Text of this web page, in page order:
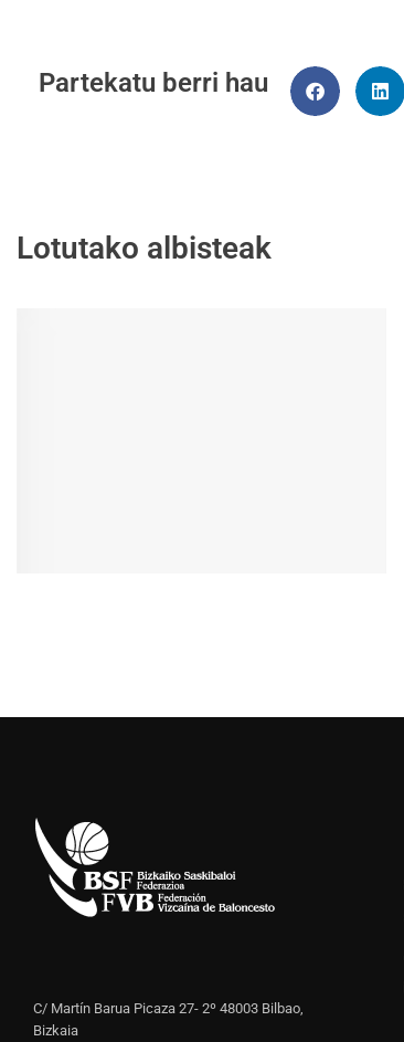
Partekatu berri hau
Lotutako albisteak
C/ Martín Barua Picaza 27- 2º 48003 Bilbao,
Bizkaia